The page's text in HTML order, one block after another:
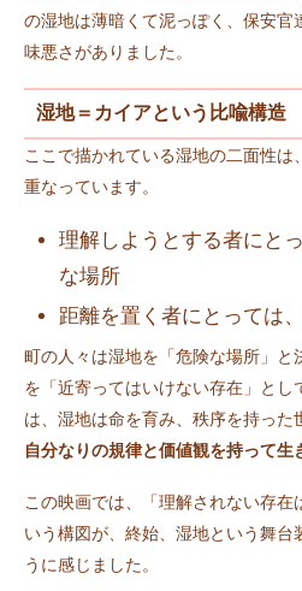
の湿地は薄暗くて泥っぽく、保安官
味悪さがありました。
湿地＝カイアという比喩構造
ここで描かれている湿地の二面性は
重なっています。
理解しようとする者にと
な場所
距離を置く者にとっては
町の人々は湿地を「危険な場所」と
を「近寄ってはいけない存在」とし
は、湿地は命を育み、秩序を持った
自分なりの規律と価値観を持って生
この映画では、「理解されない存在
いう構図が、終始、湿地という舞台
うに感じました。